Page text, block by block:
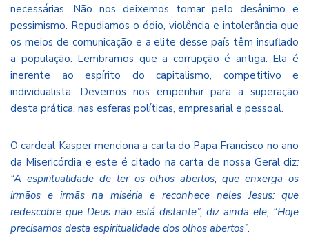
necessárias. Não nos deixemos tomar pelo desânimo e
pessimismo. Repudiamos o ódio, violência e intolerância que
os meios de comunicação e a elite desse país têm insuflado
a população. Lembramos que a corrupção é antiga. Ela é
inerente ao espírito do capitalismo, competitivo e
individualista. Devemos nos empenhar para a superação
desta prática, nas esferas políticas, empresarial e pessoal.
O cardeal Kasper menciona a carta do Papa Francisco no ano
da Misericórdia e este é citado na carta de nossa Geral diz:
“A espiritualidade de ter os olhos abertos, que enxerga os
irmãos e irmãs na miséria e reconhece neles Jesus: que
redescobre que Deus não está distante”, diz ainda ele; “Hoje
precisamos desta espiritualidade dos olhos abertos”.